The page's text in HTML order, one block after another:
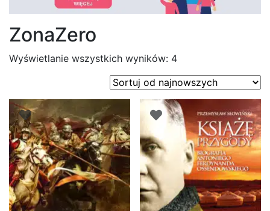
ZonaZero
Wyświetlanie wszystkich wyników: 4Posortowane
według
najnowszych